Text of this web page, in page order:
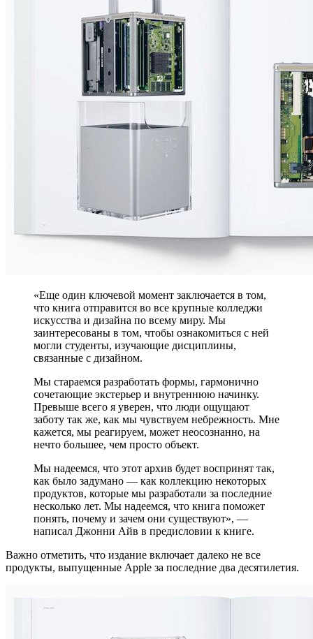
«Еще один ключевой момент заключается в том,
что книга отправится во все крупные колледжи
искусства и дизайна по всему миру. Мы
заинтересованы в том, чтобы ознакомиться с ней
могли студенты, изучающие дисциплины,
связанные с дизайном.
Мы стараемся разработать формы, гармонично
сочетающие экстерьер и внутреннюю начинку.
Превыше всего я уверен, что люди ощущают
заботу так же, как мы чувствуем небрежность. Мне
кажется, мы реагируем, может неосознанно, на
нечто большее, чем просто объект.
Мы надеемся, что этот архив будет воспринят так,
как было задумано — как коллекцию некоторых
продуктов, которые мы разработали за последние
несколько лет. Мы надеемся, что книга поможет
понять, почему и зачем они существуют», —
написал Джонни Айв в предисловии к книге.
Важно отметить, что издание включает далеко не все
продукты, выпущенные Apple за последние два десятилетия.